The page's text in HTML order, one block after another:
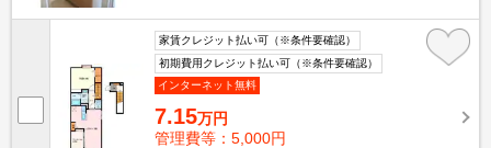
家賃クレジット払い可（※条件要確認）
初期費用クレジット払い可（※条件要確認）
インターネット無料
7.15万円
管理費等：5,000円